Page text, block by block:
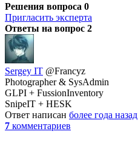
Решения вопроса 0
Пригласить эксперта
Ответы на вопрос 2
Sergey IT @Francyz
Photographer & SysAdmin
GLPI + FussionInventory
SnipeIT + HESK
Ответ написан более года назад
7 комментариев